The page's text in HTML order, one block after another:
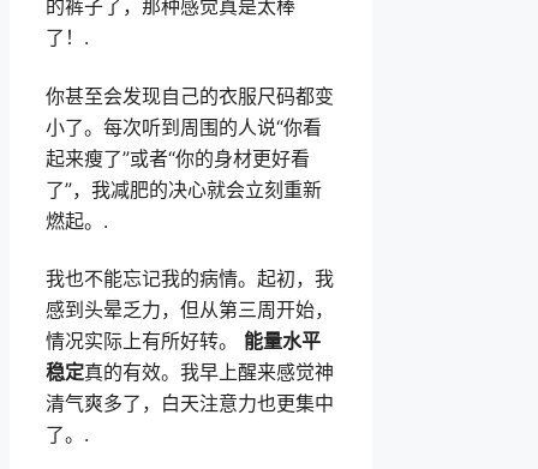
的裤子了，那种感觉真是太棒
了！.
你甚至会发现自己的衣服尺码都变
小了。每次听到周围的人说“你看
起来瘦了”或者“你的身材更好看
了”，我减肥的决心就会立刻重新
燃起。.
我也不能忘记我的病情。起初，我
感到头晕乏力，但从第三周开始，
情况实际上有所好转。 能量水平
稳定真的有效。我早上醒来感觉神
清气爽多了，白天注意力也更集中
了。.